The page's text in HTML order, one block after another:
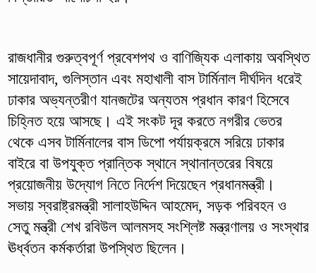
রাজধানীর গুরুত্বপূর্ণ প্রবেশপথ ও বাণিজ্যিক এলাকায় অবস্থিত
সায়েদাবাদ, গুলিস্তান এবং মহাখালী বাস টার্মিনাল দীর্ঘদিন ধরেই
ঢাকার অভ্যন্তরীণ যানজটের অন্যতম প্রধান কারণ হিসেবে
চিহ্নিত হয়ে আসছে। এই সংকট দূর করতে নগরীর ভেতর
থেকে এসব টার্মিনালের বাস ডিপো পর্যায়ক্রমে সরিয়ে ঢাকার
বাইরে বা উপযুক্ত প্রান্তিক স্থানে স্থানান্তরের বিষয়ে
প্রয়োজনীয় উদ্যোগ নিতে নির্দেশ দিয়েছেন প্রধানমন্ত্রী।
সভায় স্বরাষ্ট্রমন্ত্রী সালাহউদ্দিন আহমেদ, সড়ক পরিবহন ও
সেতু মন্ত্রী শেখ রবিউল আলমসহ সংশ্লিষ্ট মন্ত্রণালয় ও সংস্থার
ঊর্ধ্বতন কর্মকর্তারা উপস্থিত ছিলেন।